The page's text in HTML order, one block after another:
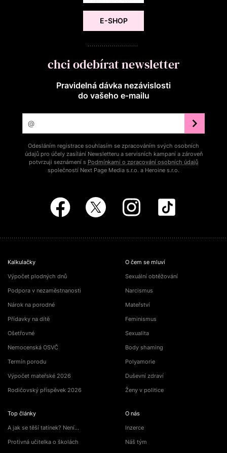
E-SHOP
chci odebírat newsletter
Pravidelná dávka nezávislosti
do vašeho e‑mailu
Odesláním registrace souhlasím se zpracováním svých osobních
údajů pro účely zasílání Newsletteru a servisních kampaní a zároveň
potvrzuji seznámení s Podmínkami o zpracování osobních údajů
společností Next Page Media s.r.o. a Heroine s.r.o.
Kalkulačky
Výpočet plodných dnů
Podpora v nezaměstnanosti
Nárok na porodné
Přídavky na dítě
Ošetřovné
Nemocenská OSVČ
Termín porodu
Výpočet mateřské 2026
Rodičovský příspěvek 2026
Top články
A jak se těší tatínek? Není…
Protivná učitelka o školách
O čem se mluví
Sexuální obtěžování
Narcismus
Mateřství
Feminismus
Sexualita
Body shaming
Polyamorie
Duševní zdraví
Ženy v politice
O nás
Inzerce
Náš tým